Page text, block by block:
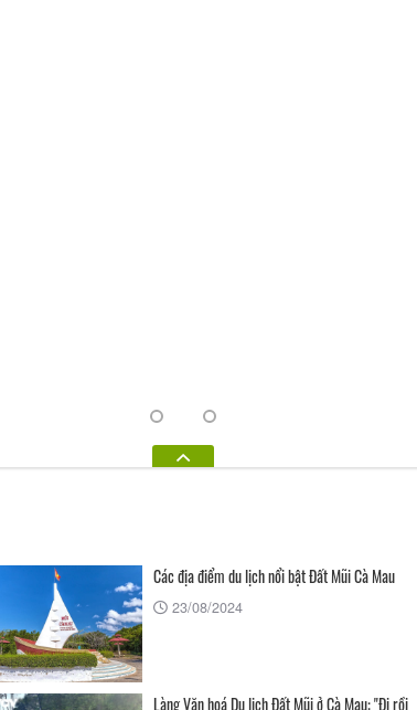
Các địa điểm du lịch nổi bật Đất Mũi Cà Mau
23/08/2024
Làng Văn hoá Du lịch Đất Mũi ở Cà Mau: "Đi rồi